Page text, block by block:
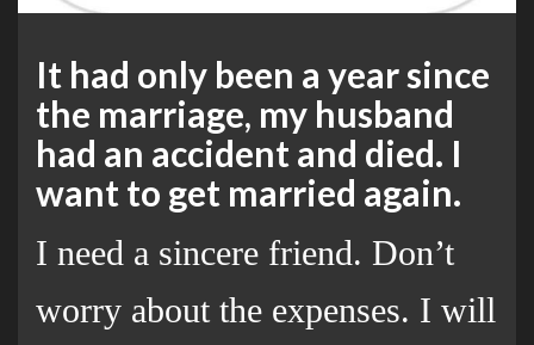
It had only been a year since
the marriage, my husband
had an accident and died. I
want to get married again.
I need a sincere friend. Don’t
worry about the expenses. I will